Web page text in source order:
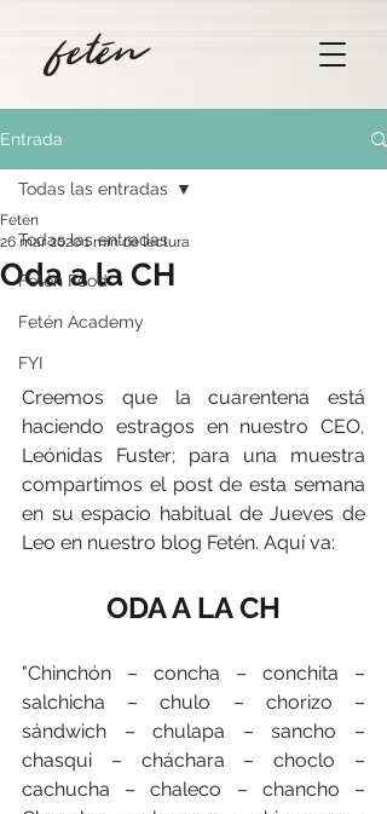
Entrada
Todas las entradas
Fetén Food
Fetén Academy
FYI
Todas las entradas
Oda a la CH
Fetén
26 mar 20201 min de lectura
Creemos que la cuarentena está
haciendo estragos en nuestro CEO,
Leónidas Fuster; para una muestra
compartimos el post de esta semana
en su espacio habitual de Jueves de
Leo en nuestro blog Fetén. Aquí va:
ODA A LA CH
"Chinchón – concha – conchita –
salchicha – chulo – chorizo –
sándwich – chulapa – sancho –
chasqui – cháchara – choclo –
cachucha – chaleco – chancho –